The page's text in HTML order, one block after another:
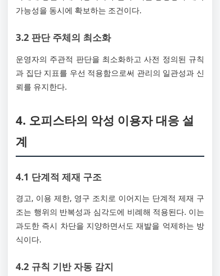
가능성을 동시에 확보하는 조건이다.
3.2 판단 주체의 최소화
운영자의 주관적 판단을 최소화하고 사전 정의된 규칙
과 집단 지표를 우선 적용함으로써 관리의 일관성과 신
뢰를 유지한다.
4. 오피스타의 악성 이용자 대응 설
계
4.1 단계적 제재 구조
경고, 이용 제한, 영구 조치로 이어지는 단계적 제재 구
조는 행위의 반복성과 심각도에 비례해 적용된다. 이는
과도한 즉시 차단을 지양하면서도 재발을 억제하는 방
식이다.
4.2 규칙 기반 자동 감지